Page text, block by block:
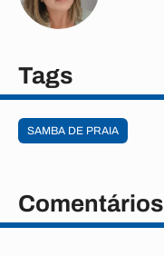
Tags
SAMBA DE PRAIA
Comentários